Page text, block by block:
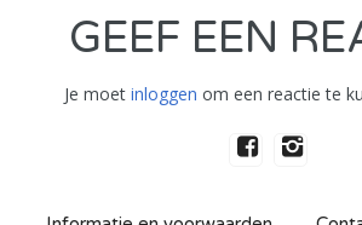
GEEF EEN
Je moet inloggen om een reactie te